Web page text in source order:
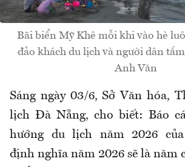
Bãi biển Mỹ Khê mỗi khi vào hè
đảo khách du lịch và người dân
Anh Văn
Sáng ngày 03/6, Sở Văn hóa,
lịch Đà Nẵng, cho biết: Báo
hướng du lịch năm 2026 của
định nghĩa năm 2026 sẽ là năm